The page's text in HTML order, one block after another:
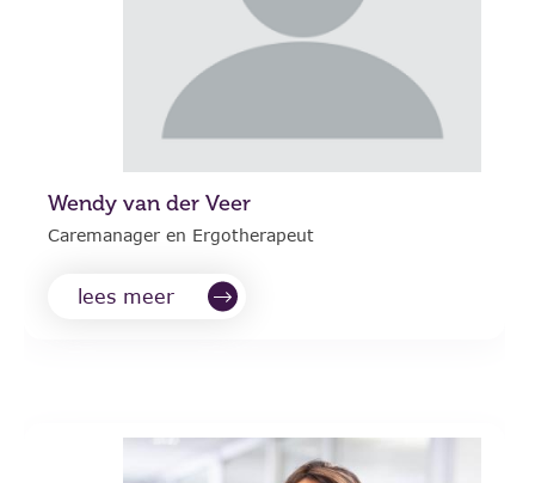
Wendy van der Veer
Caremanager en Ergotherapeut
lees meer